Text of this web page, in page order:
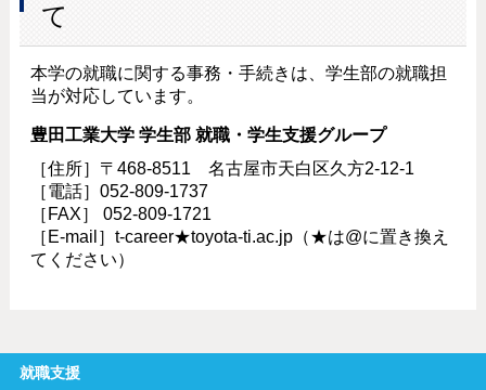
て
本学の就職に関する事務・手続きは、学生部の就職担
当が対応しています。
豊田工業大学 学生部 就職・学生支援グループ
［住所］〒468-8511 名古屋市天白区久方2-12-1
［電話］052-809-1737
［FAX］ 052-809-1721
［E-mail］t-career★toyota-ti.ac.jp（★は@に置き換え
てください）
就職支援